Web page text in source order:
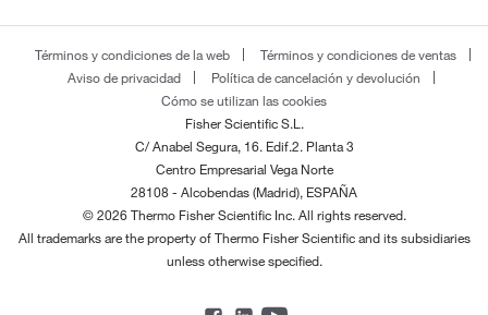
Términos y condiciones de la web
Términos y condiciones de ventas
Aviso de privacidad
Política de cancelación y devolución
Cómo se utilizan las cookies
Fisher Scientific S.L.
C/ Anabel Segura, 16. Edif.2. Planta 3
Centro Empresarial Vega Norte
28108 - Alcobendas (Madrid), ESPAÑA
© 2026 Thermo Fisher Scientific Inc. All rights reserved.
All trademarks are the property of Thermo Fisher Scientific and its subsidiaries
unless otherwise specified.